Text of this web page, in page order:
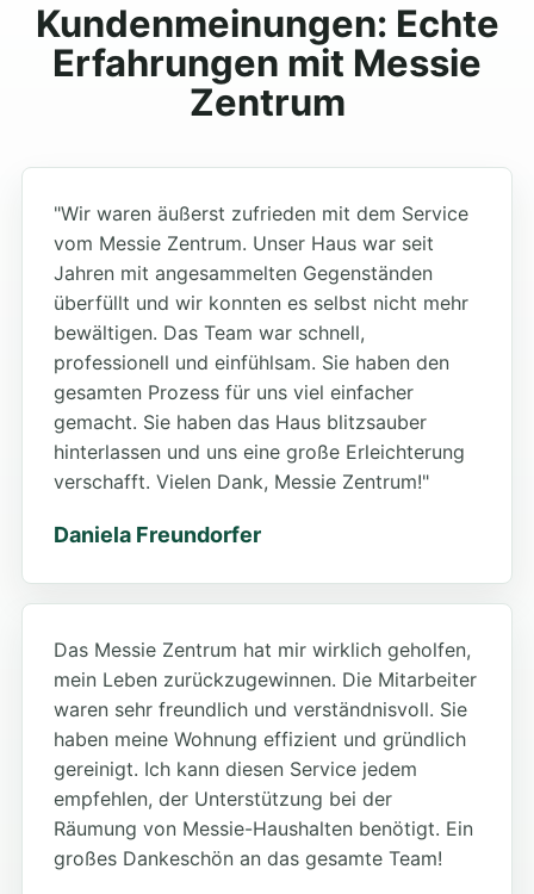
Kundenmeinungen: Echte
Erfahrungen mit Messie
Zentrum
"Wir waren äußerst zufrieden mit dem Service
vom Messie Zentrum. Unser Haus war seit
Jahren mit angesammelten Gegenständen
überfüllt und wir konnten es selbst nicht mehr
bewältigen. Das Team war schnell,
professionell und einfühlsam. Sie haben den
gesamten Prozess für uns viel einfacher
gemacht. Sie haben das Haus blitzsauber
hinterlassen und uns eine große Erleichterung
verschafft. Vielen Dank, Messie Zentrum!"
Daniela Freundorfer
Das Messie Zentrum hat mir wirklich geholfen,
mein Leben zurückzugewinnen. Die Mitarbeiter
waren sehr freundlich und verständnisvoll. Sie
haben meine Wohnung effizient und gründlich
gereinigt. Ich kann diesen Service jedem
empfehlen, der Unterstützung bei der
Räumung von Messie-Haushalten benötigt. Ein
großes Dankeschön an das gesamte Team!